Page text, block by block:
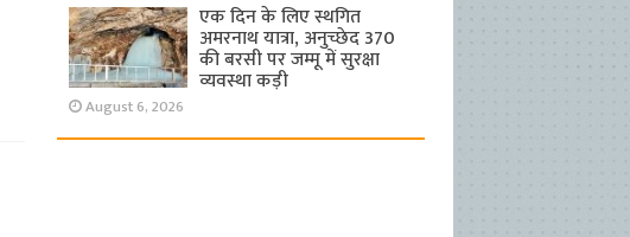
एक दिन के लिए स्थगित
अमरनाथ यात्रा, अनुच्छेद 370
की बरसी पर जम्मू में सुरक्षा
व्यवस्था कड़ी
August 6, 2026